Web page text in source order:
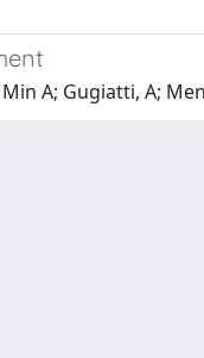
A; Gugiatti, A;